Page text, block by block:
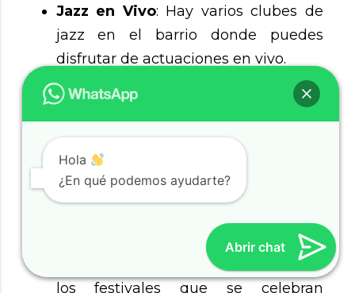
Jazz en Vivo: Hay varios clubes de
jazz en el barrio donde puedes
disfrutar de actuaciones en vivo.
Eventos y festivales
A lo largo del año, Saint Germain alberga varios
festivales que celebran la música, el arte y la
cultura.
Participar en festivales
: Investiga
los festivales que se celebran
Hola
¿En qué podemos ayudarte?
Abrir chat